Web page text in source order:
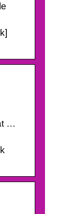
…